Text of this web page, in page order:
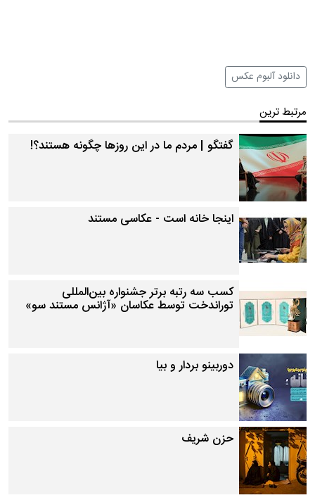
دانلود آلبوم عکس
مرتبط ترین
گفتگو | مردم ما در این روزها چگونه هستند؟!
اینجا خانه است - عکاسی مستند
کسب سه رتبه برتر جشنواره بین‌المللی
توراندخت توسط عکاسان «آژانس مستند سو»
دوربینو بردار و بیا
حزن شریف